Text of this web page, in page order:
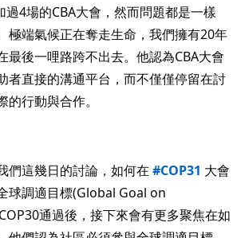
4場的CBA大會，然而問題都是一樣
極端氣候正在奪走生命，我們擁有20年
最後一哩路跨不出去。他認為CBA大會
者直接的溝通平台，而不僅僅停留在討
行動與合作。
們這幾日的討論，如何在 #COP31 大會
球調適目標(Global Goal on
通過後，接下來會有更多聚焦在如